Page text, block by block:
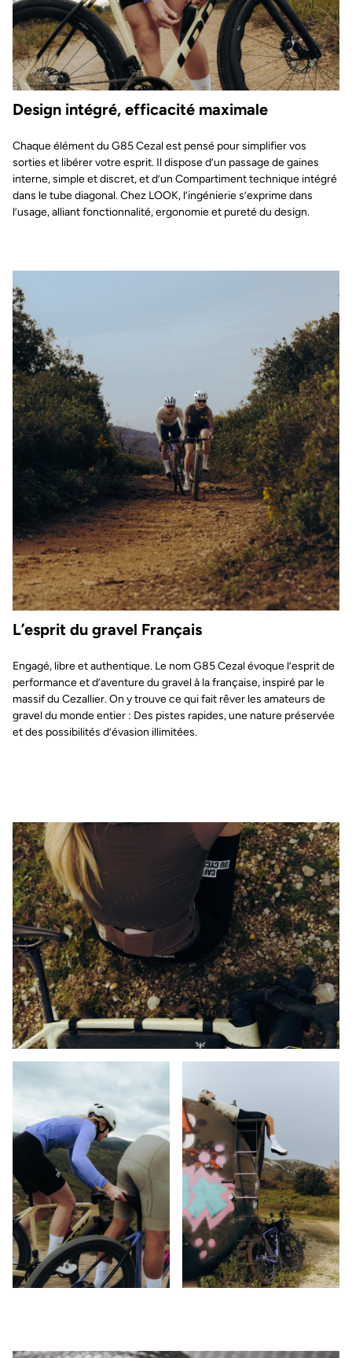
Design intégré, efficacité maximale
Chaque élément du G85 Cezal est pensé pour simplifier vos
sorties et libérer votre esprit. Il dispose d’un passage de gaines
interne, simple et discret, et d’un Compartiment technique intégré
dans le tube diagonal. Chez LOOK, l’ingénierie s’exprime dans
l’usage, alliant fonctionnalité, ergonomie et pureté du design.
L’esprit du gravel Français
Engagé, libre et authentique. Le nom G85 Cezal évoque l’esprit de
performance et d’aventure du gravel à la française, inspiré par le
massif du Cezallier. On y trouve ce qui fait rêver les amateurs de
gravel du monde entier : Des pistes rapides, une nature préservée
et des possibilités d’évasion illimitées.